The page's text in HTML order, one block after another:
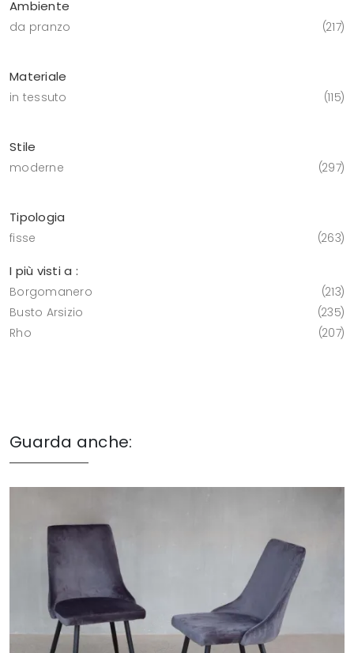
Ambiente
da pranzo 217
Materiale
in tessuto 115
Stile
moderne 297
Tipologia
fisse 263
I più visti a :
Borgomanero
213
Busto Arsizio
235
Rho
207
Guarda anche: